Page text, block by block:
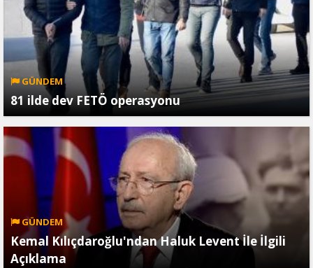
GÜNDEM
81 ilde dev FETÖ operasyonu
GÜNDEM
Kemal Kılıçdaroğlu'ndan Haluk Levent İle İlgili
Açıklama